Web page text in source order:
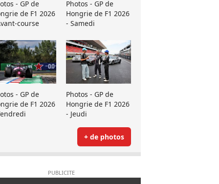
- GP de
de F1 2026
course
Photos - GP de
Hongrie de F1 2026
- Samedi
- GP de
de F1 2026
Photos - GP de
Hongrie de F1 2026
- Jeudi
+ de photos